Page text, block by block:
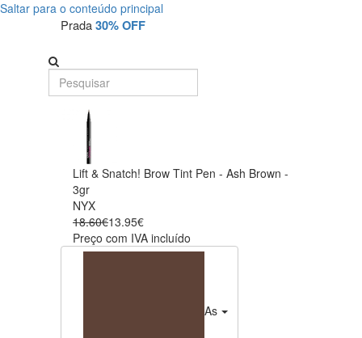
Saltar para o conteúdo principal
Prada30% OFF
Lift & Snatch! Brow Tint Pen - Ash Brown -
3gr
NYX
18.60€13.95€
Preço com IVA incluído
Ash Brown